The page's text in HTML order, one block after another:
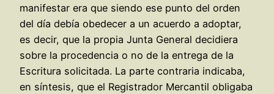
manifestar era que siendo ese punto del orden
del día debía obedecer a un acuerdo a adoptar,
es decir, que la propia Junta General decidiera
sobre la procedencia o no de la entrega de la
Escritura solicitada. La parte contraria indicaba,
en síntesis, que el Registrador Mercantil obligaba